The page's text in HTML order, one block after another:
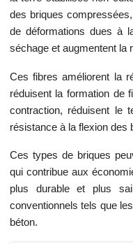
des briques
de déformations dues à
séchage et augmentent la
Ces fibres améliorent la
réduisent la formation de
contraction, réduisent le
résistance à la flexion des
Ces types de briques
qui contribue aux
plus durable et plus
conventionnels tels que
béton.